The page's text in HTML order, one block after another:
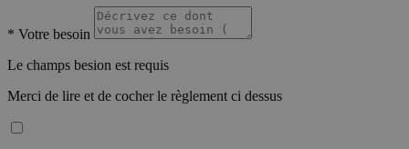
* Votre besoin
Le champs besion est requis
Merci de lire et de cocher le règlement ci dessus